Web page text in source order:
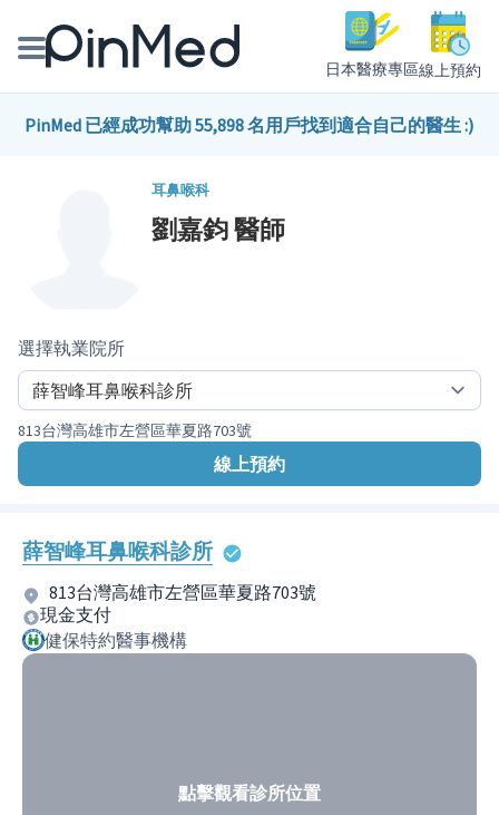
日本醫療專區線上預約
線上預約醫師、院所
PinMed 已經成功幫助 55,898 名用戶找到適合自己的醫生 :)
耳鼻喉科
劉嘉鈞醫師
選擇執業院所
813台灣高雄市左營區華夏路703號
線上預約
薛智峰耳鼻喉科診所
813台灣高雄市左營區華夏路703號
現金支付
健保特約醫事機構
點擊觀看診所位置